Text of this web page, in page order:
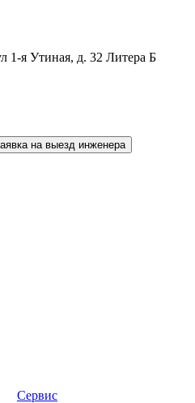
1-я Утиная, д. 32 Литера Б
на выезд инженера
Сервис